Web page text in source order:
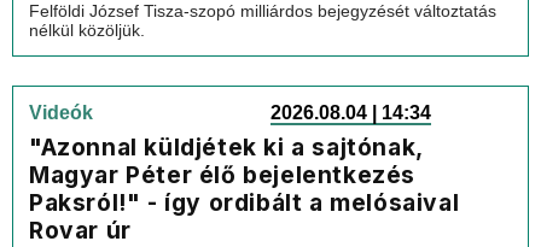
Felföldi József Tisza-szopó milliárdos bejegyzését változtatás
nélkül közöljük.
Videók 2026.08.04 | 14:34
"Azonnal küldjétek ki a sajtónak,
Magyar Péter élő bejelentkezés
Paksról!" - így ordibált a melósaival
Rovar úr